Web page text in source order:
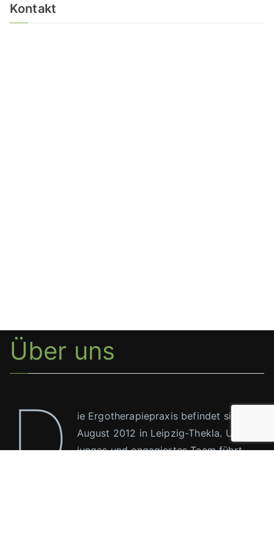
Kontakt
Über uns
D
ie Ergotherapiepraxis befindet sich seit
August 2012 in Leipzig-Thekla. Unser
junges und engagiertes Team führt